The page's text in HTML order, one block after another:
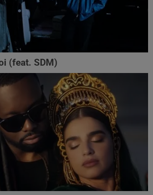
(feat. SDM)